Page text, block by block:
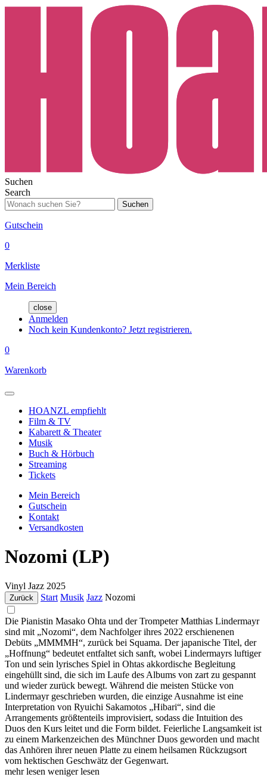
Suchen
Search
Suchen
Gutschein
0
Merkliste
Mein Bereich
close
Anmelden
Noch kein Kundenkonto? Jetzt registrieren.
0
Warenkorb
HOANZL empfiehlt
Film & TV
Kabarett & Theater
Musik
Buch & Hörbuch
Streaming
Tickets
Mein Bereich
Gutschein
Kontakt
Versandkosten
Nozomi (LP)
Vinyl Jazz 2025
Zurück Start Musik Jazz Nozomi
Die Pianistin Masako Ohta und der Trompeter Matthias Lindermayr
sind mit „Nozomi“, dem Nachfolger ihres 2022 erschienenen
Debüts „MMMMH“, zurück bei Squama. Der japanische Titel, der
„Hoffnung“ bedeutet entfaltet sich sanft, wobei Lindermayrs luftiger
Ton und sein lyrisches Spiel in Ohtas akkordische Begleitung
eingehüllt sind, die sich im Laufe des Albums von zart zu gespannt
und wieder zurück bewegt. Während die meisten Stücke von
Lindermayr geschrieben wurden, die einzige Ausnahme ist eine
Interpretation von Ryuichi Sakamotos „Hibari“, sind die
Arrangements größtenteils improvisiert, sodass die Intuition des
Duos den Kurs leitet und die Form bildet. Feierliche Langsamkeit ist
zu einem Markenzeichen des Münchner Duos geworden und macht
das Anhören ihrer neuen Platte zu einem heilsamen Rückzugsort
vom hektischen Geschwätz der Gegenwart.
mehr lesen weniger lesen